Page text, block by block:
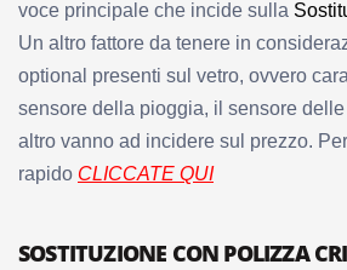
voce principale che incide sulla
Un altro fattore da tenere in
optional presenti sul vetro, ovvero
sensore della pioggia, il sensore
altro vanno ad incidere sul prezzo.
rapido CLICCATE QUI
SOSTITUZIONE CON POLIZZA